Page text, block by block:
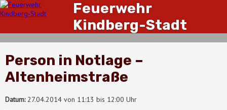
Feuerwehr
Kindberg-Stadt
Person in Notlage –
Altenheimstraße
Datum: 27.04.2014 von 11:13 bis 12:00 Uhr